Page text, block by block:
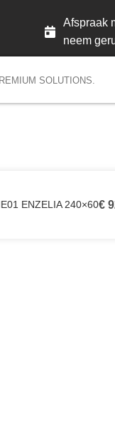
Afspraak
neem
SOLUTIONS.
ENZELIA 240×60€